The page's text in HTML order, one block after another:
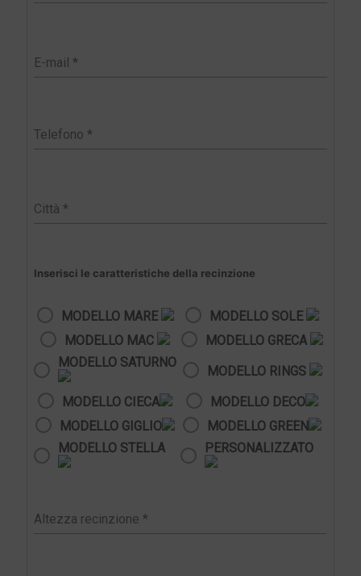
Inserisci le caratteristiche della recinzione
MODELLO MARE
MODELLO SOLE
MODELLO MAC
MODELLO GRECA
MODELLO SATURNO
MODELLO RINGS
MODELLO CIECA
MODELLO DECO
MODELLO GIGLIO
MODELLO GREEN
MODELLO STELLA
PERSONALIZZATO